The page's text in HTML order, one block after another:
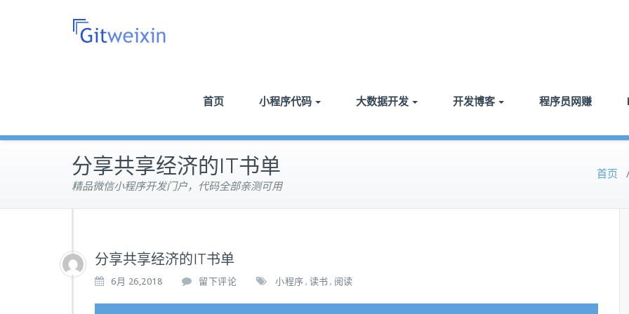
首页 小程序代码 大数据开发 开发博客 程序员网赚
分享共享经济的IT书单
精品微信小程序开发门户，代码全部亲测可用
首页
分享共享经济的IT书单
6月 26,2018 留下评论 小程序 , 读书 , 阅读